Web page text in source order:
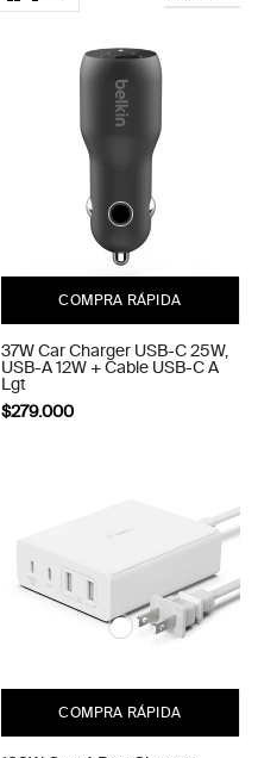
COMPRA RÁPIDA
37W Car Charger USB-C 25W,
USB-A 12W + Cable USB-C A
Lgt
$279.000
COMPRA RÁPIDA